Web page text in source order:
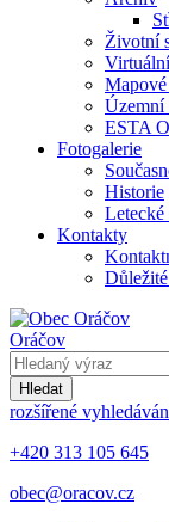
Životní
Územní
ESTA
Fotogalerie
Historie
Kontakty
Oráčov
Hledat
rozšířené
+420 313 105 645
obec@oracov.cz